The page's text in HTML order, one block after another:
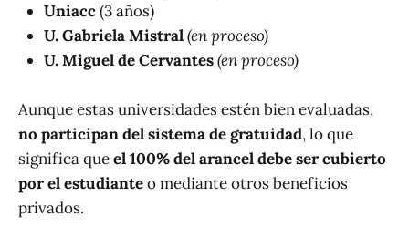
Uniacc(3 años)
U. Gabriela Mistral(en proceso)
U. Miguel de Cervantes(en proceso)
Aunque estas universidades estén bien evaluadas,
no participan del sistema de gratuidad, lo que
significa queel 100% del arancel debe ser cubierto
por el estudianteo mediante otros beneficios
privados.